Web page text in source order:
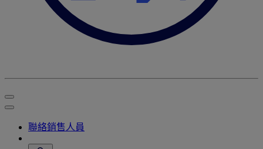
聯絡銷售人員